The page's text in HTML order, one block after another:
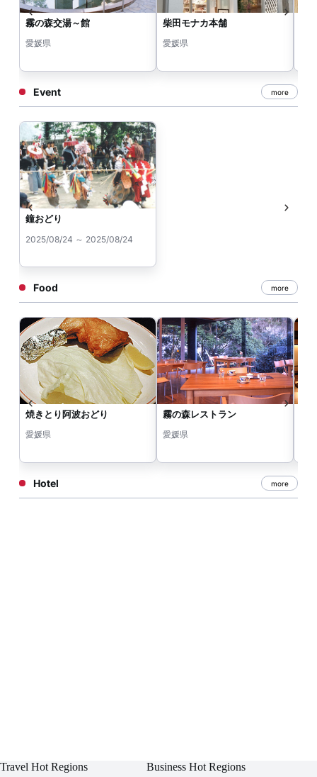
霧の森交湯～館
愛媛県
柴田モナカ本舗
愛媛県
Event more
鐘おどり
2025/08/24 ～ 2025/08/24
Food more
焼きとり阿波おどり
愛媛県
霧の森レストラン
愛媛県
Hotel more
Travel Hot Regions Business Hot Regions